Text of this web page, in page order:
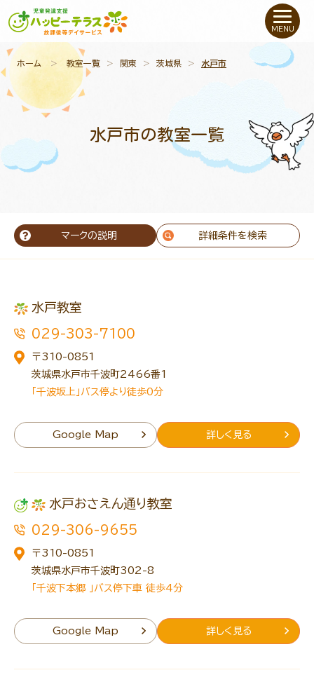
私たちについて
未就学のお子さま （０〜６才）
小学生〜高校生の
支援事例
教室一覧
トレキング
MENU
ホーム ＞ 教室一覧 ＞ 関東 ＞ 茨城県 ＞ 水戸市
水戸市の教室一覧
マークの説明 詳細条件を検索
水戸教室
029-303-7100
〒310-0851
茨城県水戸市千波町2466番1
「千波坂上」バス停より徒歩0分
Google Map 詳しく見る
水戸おさえん通り教室
029-306-9655
〒310-0851
茨城県水戸市千波町302-8
「千波下本郷 」バス停下車 徒歩4分
Google Map 詳しく見る